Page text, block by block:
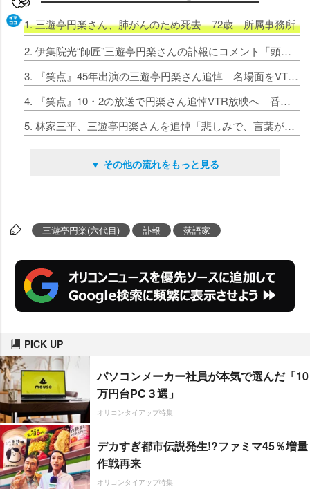
1. 三遊亭円楽さん、肺がんのため死去 72歳 所属事務所「
2. 伊集院光“師匠”三遊亭円楽さんの訃報にコメント「頭の中で整理ができず」【コメント全文】
3. 『笑点』45年出演の三遊亭円楽さん追悼 名場面をVTRで放映
4. 『笑点』10・2の放送で円楽さん追悼VTR放映へ 番組P復帰願うも「叶わず本当に残念です」
5. 林家三平、三遊亭円楽さんを追悼「悲しみで、言葉が見つかりません」 『笑点』大喜利で共演
▼ その他の流れをもっと見る
三遊亭円楽(六代目) 訃報 落語家
PICK UP
パソコンメーカー社員が本気で選んだ「10
万円台PC３選」
オリコンタイアップ特集
デカすぎ都市伝説発生!?ファミマ45％増量
作戦再来
オリコンタイアップ特集